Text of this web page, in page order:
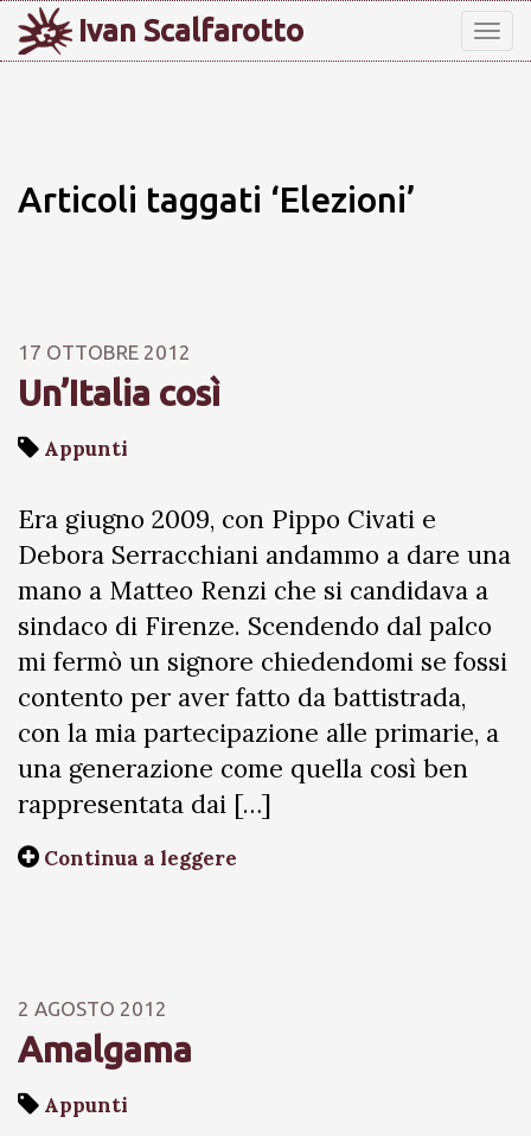
Ivan Scalfarotto
Articoli taggati ‘Elezioni’
17 OTTOBRE 2012
Un’Italia così
Appunti
Era giugno 2009, con Pippo Civati e
Debora Serracchiani andammo a dare una
mano a Matteo Renzi che si candidava a
sindaco di Firenze. Scendendo dal palco
mi fermò un signore chiedendomi se fossi
contento per aver fatto da battistrada,
con la mia partecipazione alle primarie, a
una generazione come quella così ben
rappresentata dai […]
Continua a leggere
2 AGOSTO 2012
Amalgama
Appunti